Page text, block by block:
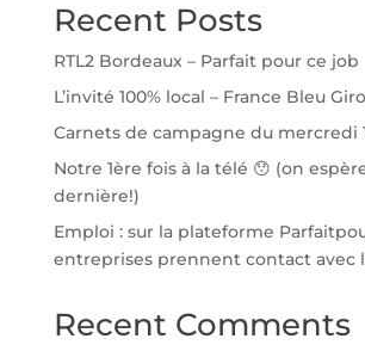
Recent Posts
RTL2 Bordeaux – Parfait pour ce job
L’invité 100% local – France Bleu
Carnets de campagne du mercredi
Notre 1ère fois à la télé 😯 (on
dernière!)
Emploi : sur la plateforme
entreprises prennent contact avec
Recent Comments